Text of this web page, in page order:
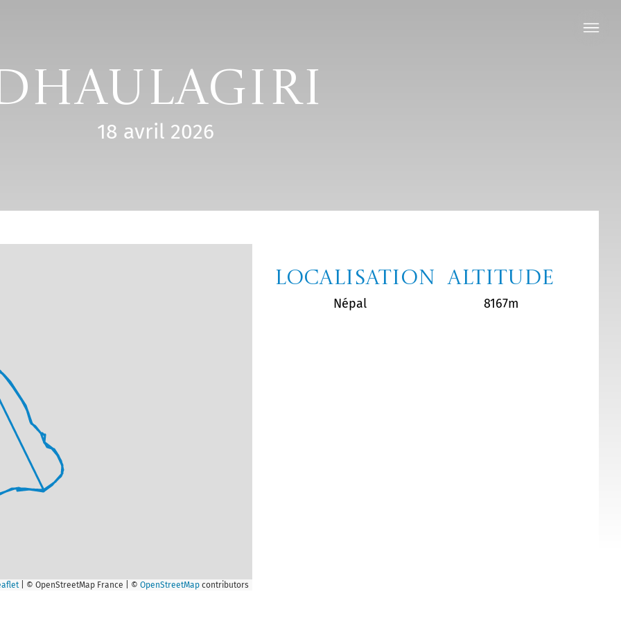
18 avril 2026
© OpenStreetMap France | © OpenStreetMap contributors
Localisation
Népal
Altitude
8167m